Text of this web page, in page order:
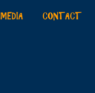
MEDIA CONTACT